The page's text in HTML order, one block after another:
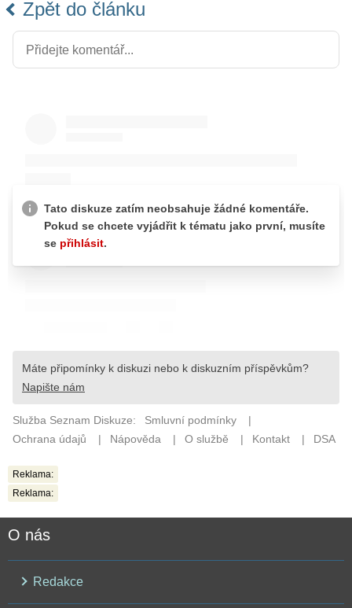
Zpět do článku
Reklama:
Reklama:
O nás
Redakce